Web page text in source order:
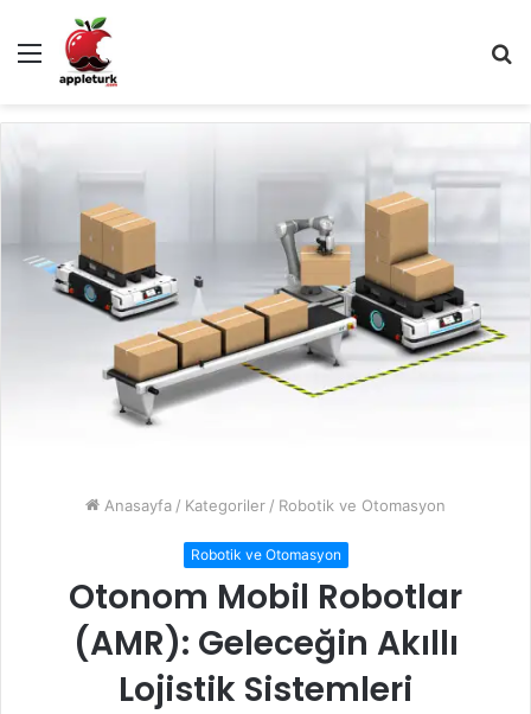
Menü
...
Anasayfa / Kategoriler / Robotik ve Otomasyon
Robotik ve Otomasyon
Otonom Mobil Robotlar
(AMR): Geleceğin Akıllı
Lojistik Sistemleri